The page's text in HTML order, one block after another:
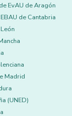
EvAU de Aragón
de Cantabria
Madrid
(UNED)